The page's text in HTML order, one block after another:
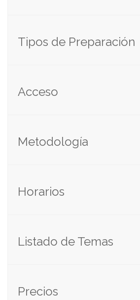
Tipos de Preparación
Acceso
Metodología
Horarios
Listado de Temas
Precios